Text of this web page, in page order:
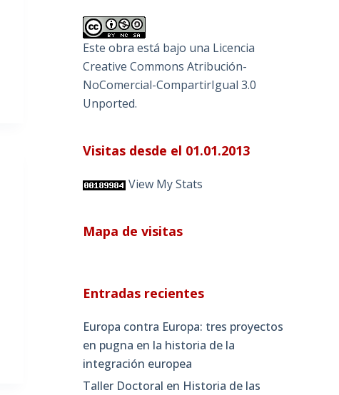
Este obra está bajo una Licencia
Creative Commons Atribución-
NoComercial-CompartirIgual 3.0
Unported.
Visitas desde el 01.01.2013
View My Stats
Mapa de visitas
Entradas recientes
Europa contra Europa: tres proyectos
en pugna en la historia de la
integración europea
Taller Doctoral en Historia de las